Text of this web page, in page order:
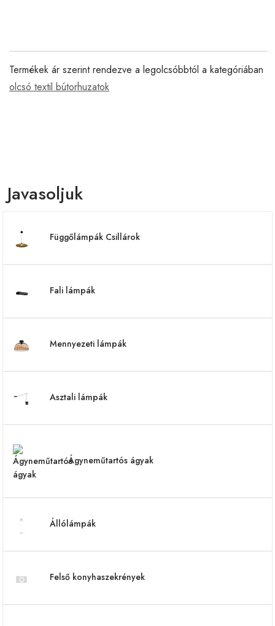
Termékek ár szerint rendezve a legolcsóbbtól a kategóriában
olcsó textil bútorhuzatok
Javasoljuk
Függőlámpák Csillárok
Fali lámpák
Mennyezeti lámpák
Asztali lámpák
Ágyneműtartós ágyak
Állólámpák
Felső konyhaszekrények